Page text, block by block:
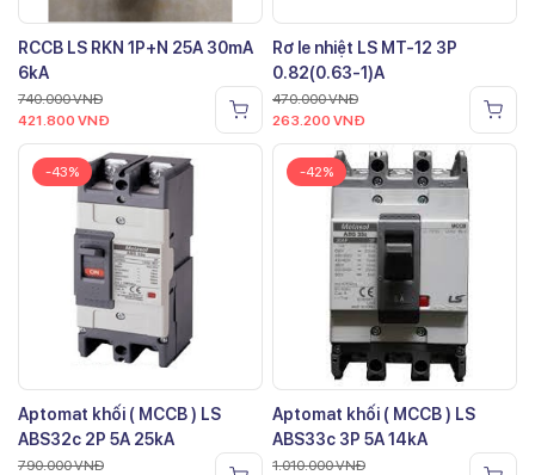
RCCB LS RKN 1P+N 25A 30mA
6kA
740.000VNĐ
421.800 VNĐ
Rơ le nhiệt LS MT-12 3P
0.82(0.63-1)A
470.000VNĐ
263.200 VNĐ
-43%
Aptomat khối ( MCCB ) LS
ABS32c 2P 5A 25kA
790.000VNĐ
-42%
Aptomat khối ( MCCB ) LS
ABS33c 3P 5A 14kA
1.010.000VNĐ